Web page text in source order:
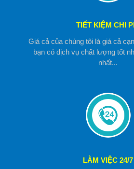
TIẾT KIỆM CHI
Giá cả của chúng tôi là giá cả
bạn có dịch vụ chất lượng tốt
nhất...
LÀM VIỆC 24/7